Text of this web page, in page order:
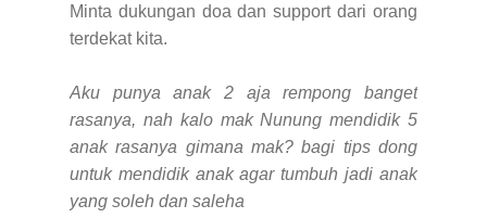
Minta dukungan doa dan support dari orang
terdekat kita.
Aku punya anak 2 aja rempong banget
rasanya, nah kalo mak Nunung mendidik 5
anak rasanya gimana mak? bagi tips dong
untuk mendidik anak agar tumbuh jadi anak
yang soleh dan saleha